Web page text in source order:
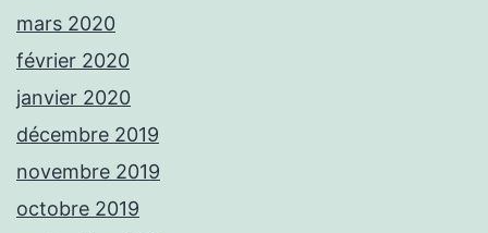
mars 2020
février 2020
janvier 2020
décembre 2019
novembre 2019
octobre 2019